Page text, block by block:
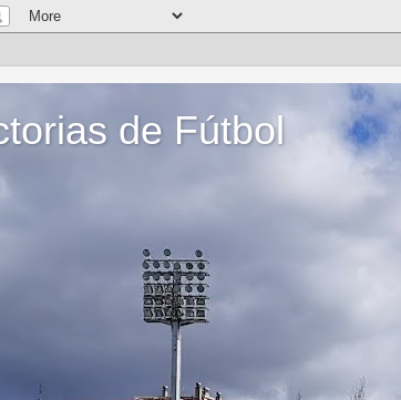
de Fútbol